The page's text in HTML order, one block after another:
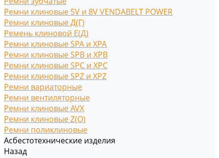
Ремни клиновые 5V и 8V VENDABELT POWER
Ремни клиновые Д(Г)
Ремень клиновой Е(Д)
Ремни клиновые SPA и XPA
Ремни клиновые SPB и XPB
Ремни клиновые SPC и XPC
Ремни клиновые SPZ и XPZ
Ремни вариаторные
Ремни вентиляторные
Ремни клиновые AVX
Ремни клиновые Z(O)
Ремни поликлиновые
Асбестотехнические изделия
Назад